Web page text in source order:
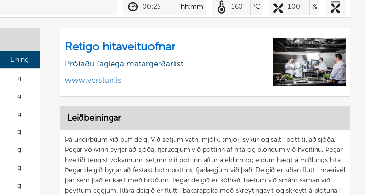
00:25 hh:mm 160 °C 100 %
Eining
g
g
g
g
g
g
g
Retigo hitaveituofnar
Prófaðu faglega matargerðarlist
www.verslun.is
Leiðbeiningar
Þá undirbúum við puff deig. Við setjum vatn, mjólk, smjör, sykur og salt í pott til að sjóða.
Þegar vökvinn byrjar að sjóða, fjarlægjum við pottinn af hita og blöndum við hveitinu. Þegar
hveitið tengist vökvunum, setjum við pottinn aftur á eldinn og eldum hægt á miðlungs hita.
Þegar deigið byrjar að festast botn pottins, fjarlægjum við það. Deigið er síðan flutt í hrærivél
þar sem það er kælt með hröðum. Þegar deigið er kólnað, bætum við smám saman við
þeyttum eggjum. Klára deigið er flutt í bakarapoka með skreytingavít og skreytt á plötuna í